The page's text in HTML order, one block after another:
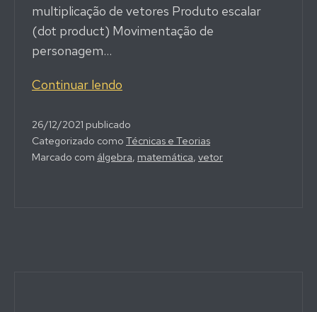
multiplicação de vetores Produto escalar
(dot product) Movimentação de
personagem…
Continuar lendo
são
Vetores?
Aplicações
26/12/2021 publicado
Categorizado como Técnicas e Teorias
Marcado com álgebra, matemática, vetor